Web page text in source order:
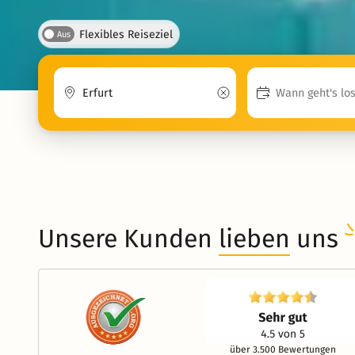
Aus Flexibles Reiseziel
Unsere Kunden lieben uns
über 3.500 Bewertungen